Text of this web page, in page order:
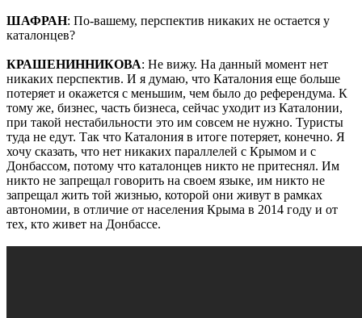
ШАФРАН: По-вашему, перспектив никаких не остается у
каталонцев?
КРАШЕНИННИКОВА: Не вижу. На данный момент нет
никаких перспектив. И я думаю, что Каталония еще больше
потеряет и окажется с меньшим, чем было до референдума. К
тому же, бизнес, часть бизнеса, сейчас уходит из Каталонии,
при такой нестабильности это им совсем не нужно. Туристы
туда не едут. Так что Каталония в итоге потеряет, конечно. Я
хочу сказать, что нет никаких параллелей с Крымом и с
Донбассом, потому что каталонцев никто не притеснял. Им
никто не запрещал говорить на своем языке, им никто не
запрещал жить той жизнью, которой они живут в рамках
автономии, в отличие от населения Крыма в 2014 году и от
тех, кто живет на Донбассе.